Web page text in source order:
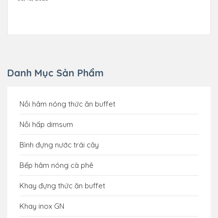
Danh Mục Sản Phẩm
Nồi hâm nóng thức ăn buffet
Nồi hấp dimsum
Bình đựng nước trái cây
Bếp hâm nóng cà phê
Khay đựng thức ăn buffet
Khay inox GN